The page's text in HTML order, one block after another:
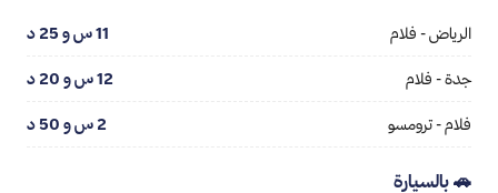
الرياض - فلام 11 س و 25 د
جدة - فلام 12 س و 20 د
فلام - ترومسو 2 س و 50 د
🚗 بالسيارة